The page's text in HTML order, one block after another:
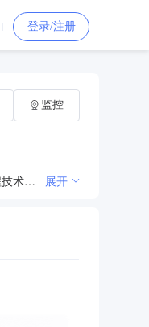
登录/注册
一般项目：花卉种植；人工造林；林业有害生物防治服务；森林防火服务；林业专业及辅助性活动；肥料销售；农用薄膜销售；专业设计服务；工程技术服务（规划管理、勘察、设计、监理除外）；园林绿化工程施工；树木种植经营；生态资源监测；水利相关咨询服务；中草药种植；林业产品销售；生态恢复及生态保护服务；油料种植；谷物种植；食用农产品零售；鲜肉零售；鲜肉批发(除依法须经批准的项目外，凭营业执照依法自主开展经营活动)。许可项目：建设工程设计；林木种子生产经营；建筑劳务分包；建设工程勘察；草种生产经营(依法须经批准的项目，经相关部门批准后方可开展经营活动，具体经营项目以审批结果为准)。 展开
监控